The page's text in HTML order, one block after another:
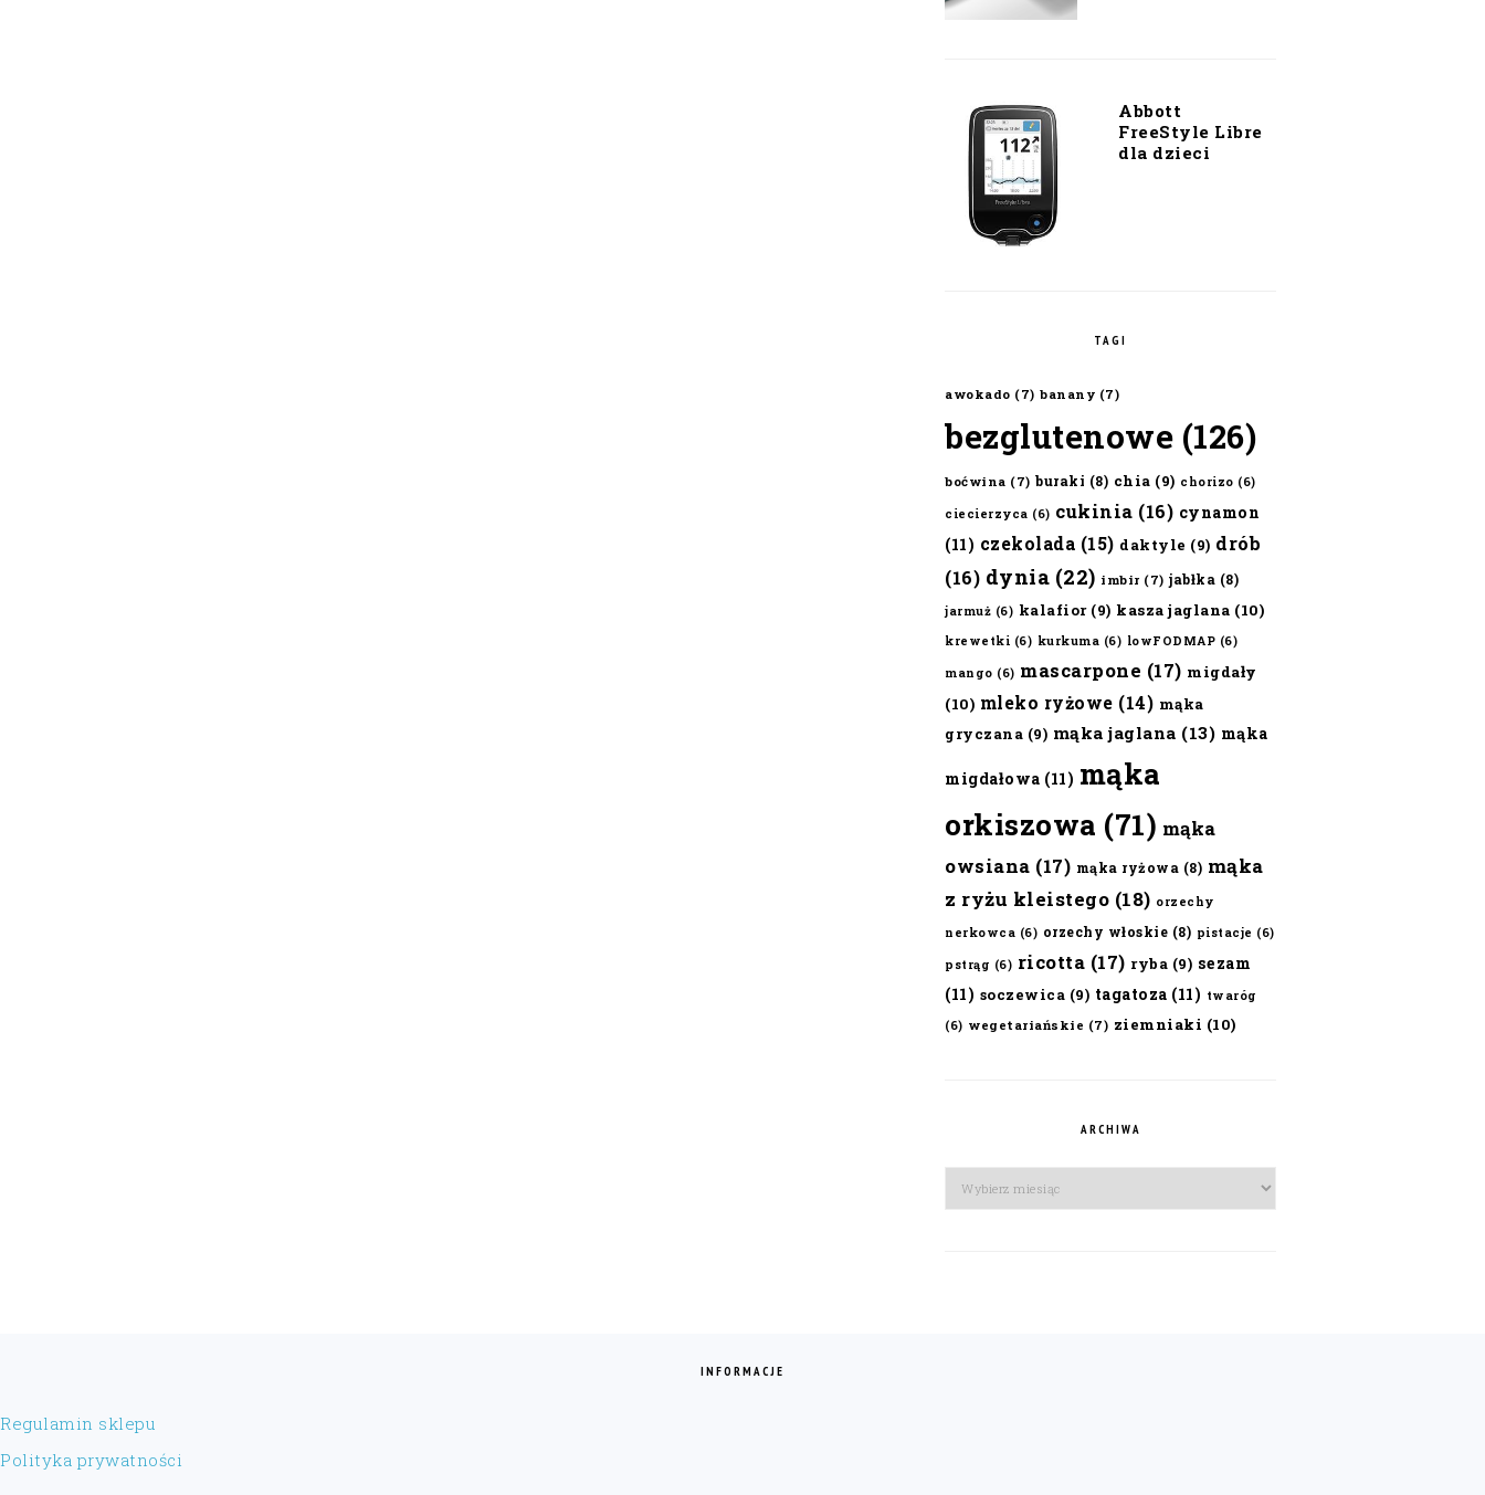
Abbott
FreeStyle Libre
dla dzieci
TAGI
awokado (7) banany (7)
bezglutenowe (126)
boćwina (7) buraki (8) chia (9) chorizo (6)
ciecierzyca (6) cukinia (16) cynamon
(11) czekolada (15) daktyle (9) drób
(16) dynia (22) imbir (7) jabłka (8)
jarmuż (6) kalafior(9) kasza jaglana (10)
krewetki (6) kurkuma (6) lowFODMAP (6)
mango (6) mascarpone (17) migdały
(10) mleko ryżowe (14) mąka
gryczana (9) mąka jaglana (13) mąka
migdałowa (11) mąka
orkiszowa (71) mąka
owsiana (17) mąka ryżowa (8) mąka
z ryżu kleistego (18) orzechy
nerkowca (6) orzechy włoskie (8) pistacje (6)
pstrąg (6) ricotta (17) ryba (9) sezam
(11) soczewica (9) tagatoza (11) twaróg
(6) wegetariańskie (7) ziemniaki (10)
ARCHIWA
Archiwa
INFORMACJE
Regulamin sklepu
Polityka prywatności